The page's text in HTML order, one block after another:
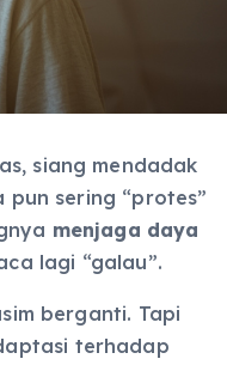
siang mendadak
pun sering “protes”
menjaga daya
lagi “galau”.
berganti. Tapi
terhadap